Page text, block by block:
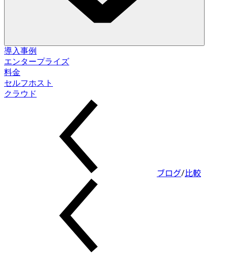
データベースアクセス制御
アクセス付与。データマスキング。ジャストインタイム。
データベースコンプライアンス
監査ログ。承認フロー。ポリシー適用。
インテグレーション
データベース。パイプライン。ID。
導入事例
エンタープライズ
料金
セルフホスト
セルフホスト
クラウド
ブログ/ 比較